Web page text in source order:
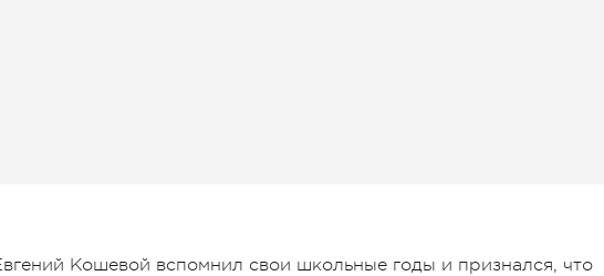
Кошевой вспомнил свои школьные годы и признался, что